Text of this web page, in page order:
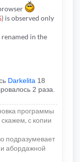
) is observed only
in the
Darkelita 18
2 раза.
программы
с копии
подразумевает
абордажной